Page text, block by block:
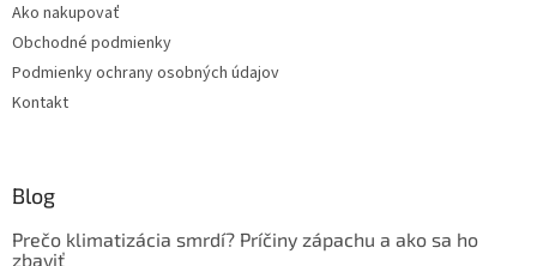
Ako nakupovať
Obchodné podmienky
Podmienky ochrany osobných údajov
Kontakt
Blog
Prečo klimatizácia smrdí? Príčiny zápachu a ako sa ho
zbaviť